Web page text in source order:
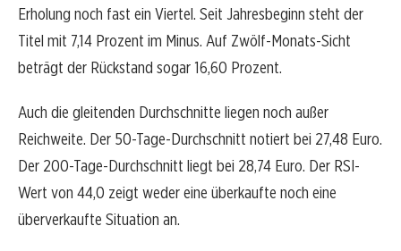
Erholung noch fast ein Viertel. Seit Jahresbeginn steht der
Titel mit 7,14 Prozent im Minus. Auf Zwölf-Monats-Sicht
beträgt der Rückstand sogar 16,60 Prozent.
Auch die gleitenden Durchschnitte liegen noch außer
Reichweite. Der 50-Tage-Durchschnitt notiert bei 27,48 Euro.
Der 200-Tage-Durchschnitt liegt bei 28,74 Euro. Der RSI-
Wert von 44,0 zeigt weder eine überkaufte noch eine
überverkaufte Situation an.